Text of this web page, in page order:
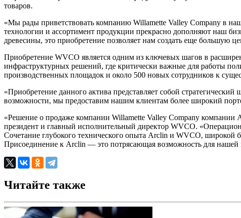
товаров.
«Мы рады приветствовать компанию Willamette Valley Company в
технологии и ассортимент продукции прекрасно дополняют наш
древесины, это приобретение позволяет нам создать еще большую
Приобретение WVCO является одним из ключевых шагов в
инфраструктурных решений, где критически важные для работы
производственных площадок и около 500 новых сотрудников к
«Приобретение данного актива представляет собой
возможности, мы предоставим нашим клиентам более широкий
«Решение о продаже компании Willamette Valley Company компании
президент и главный исполнительный директор WVCO.
Сочетание глубокого технического опыта Arclin и WVCO, широкой
Присоединение к Arclin — это потрясающая возможность для
Читайте также